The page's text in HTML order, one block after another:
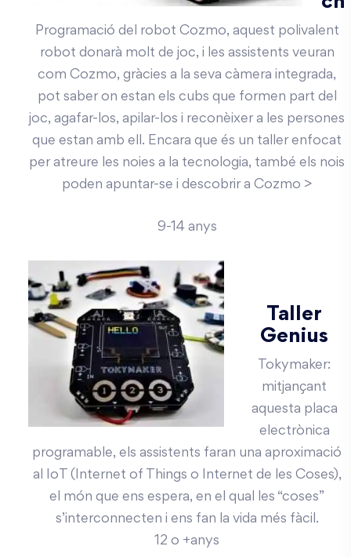
Programació del robot Cozmo, aquest polivalent
robot donarà molt de joc, i les assistents veuran
com Cozmo, gràcies a la seva càmera integrada,
pot saber on estan els cubs que formen part del
joc, agafar-los, apilar-los i reconèixer a les persones
que estan amb ell. Encara que és un taller enfocat
per atreure les noies a la tecnologia, també els nois
poden apuntar-se i descobrir a Cozmo >
9-14 anys
Taller
Genius
Tokymaker:
mitjançant
aquesta placa
electrònica
programable, els assistents faran una aproximació
al IoT (Internet of Things o Internet de les Coses),
el món que ens espera, en el qual les “coses”
s’interconnecten i ens fan la vida més fàcil.
12 o +anys